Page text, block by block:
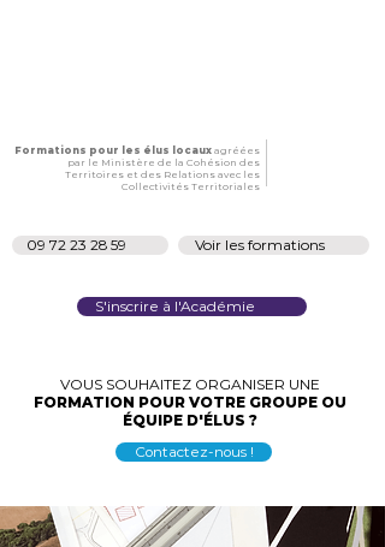
Voir les formations
S'inscrire à l'Académie
09 72 23 28 59
Formations pour les élus locaux agréées
par le Ministère de la Cohésion des
Territoires et des Relations avec les
Collectivités Territoriales
VOUS SOUHAITEZ ORGANISER UNE
FORMATION POUR VOTRE GROUPE OU
ÉQUIPE D'ÉLUS ?
Contactez-nous !